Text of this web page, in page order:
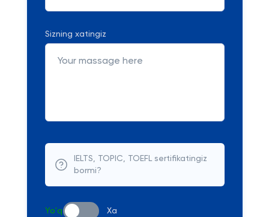
Sizning xatingiz
IELTS, TOPIC, TOEFL sertifikatingiz
bormi?
Yo'q Xa